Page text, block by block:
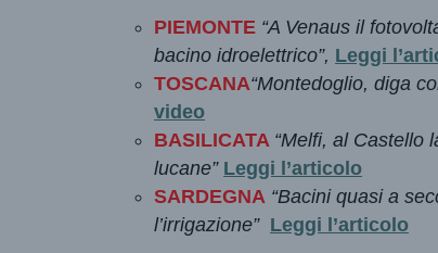
PIEMONTE “A Venaus il
bacino idroelettrico”, Leggi
TOSCANA“Montedoglio, diga
video
BASILICATA “Melfi, al Castello
lucane” Leggi l’articolo
SARDEGNA “Bacini quasi a
l’irrigazione” Leggi l’articolo